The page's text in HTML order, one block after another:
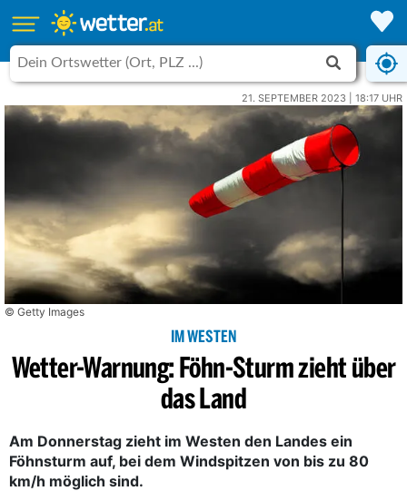
21. SEPTEMBER 2023 | 18:17 UHR
© Getty Images
IM WESTEN
Wetter-Warnung: Föhn-Sturm zieht über
das Land
Am Donnerstag zieht im Westen den Landes ein
Föhnsturm auf, bei dem Windspitzen von bis zu 80
km/h möglich sind.